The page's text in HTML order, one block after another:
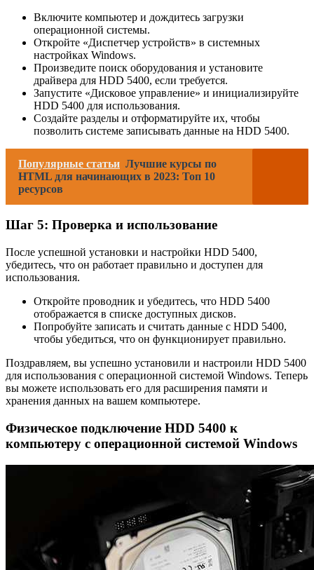
Включите компьютер и дождитесь загрузки
операционной системы.
Откройте «Диспетчер устройств» в системных
настройках Windows.
Произведите поиск оборудования и установите
драйвера для HDD 5400, если требуется.
Запустите «Дисковое управление» и инициализируйте
HDD 5400 для использования.
Создайте разделы и отформатируйте их, чтобы
позволить системе записывать данные на HDD 5400.
Популярные статьи Лучшие курсы по
HTML для начинающих в 2023: Топ 10
ресурсов
Шаг 5: Проверка и использование
После успешной установки и настройки HDD 5400,
убедитесь, что он работает правильно и доступен для
использования.
Откройте проводник и убедитесь, что HDD 5400
отображается в списке доступных дисков.
Попробуйте записать и считать данные с HDD 5400,
чтобы убедиться, что он функционирует правильно.
Поздравляем, вы успешно установили и настроили HDD 5400
для использования с операционной системой Windows. Теперь
вы можете использовать его для расширения памяти и
хранения данных на вашем компьютере.
Физическое подключение HDD 5400 к
компьютеру с операционной системой Windows